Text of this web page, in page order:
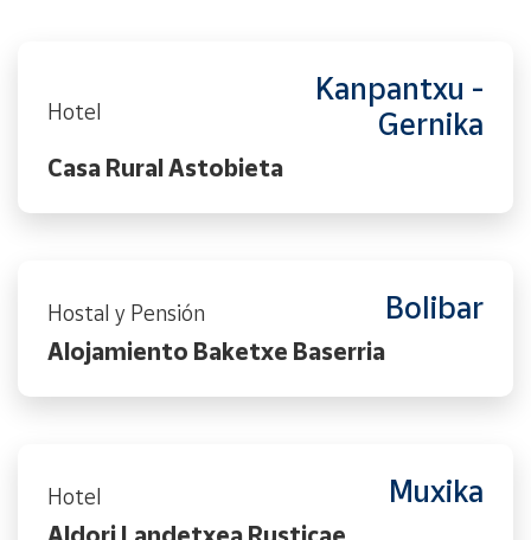
Hotel
Kanpantxu -
Gernika
Casa Rural Astobieta
Hostal y Pensión Bolibar
Alojamiento Baketxe Baserria
Hotel Muxika
Aldori Landetxea Rusticae